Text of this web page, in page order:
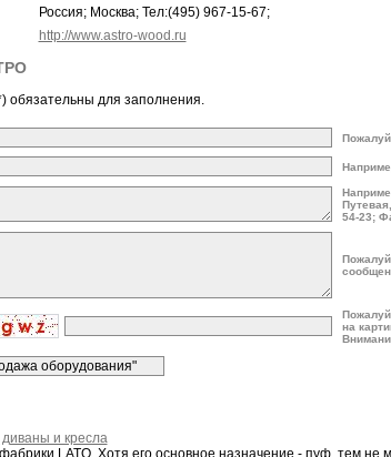
Россия; Москва; Тел:(495) 967-15-67;
http://www.astro-wood.ru
обязательны для заполнения.
54-23;
на
и кресла
LATO. Хотя его основное назначение - пуф, тем не